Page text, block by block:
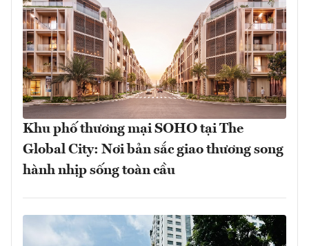
Khu phố thương mại SOHO tại The
Global City: Nơi bản sắc giao thương song
hành nhịp sống toàn cầu